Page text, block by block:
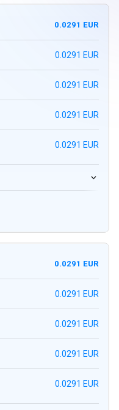
0.0291 EUR
0.0291 EUR
0.0291 EUR
0.0291 EUR
0.0291 EUR
0.0291 EUR
0.0291 EUR
0.0291 EUR
0.0291 EUR
0.0291 EUR